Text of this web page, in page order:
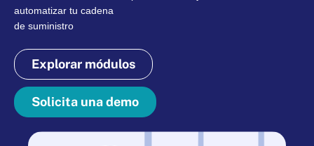
automatizar tu cadena
de suministro
Explorar módulos
Solicita una demo